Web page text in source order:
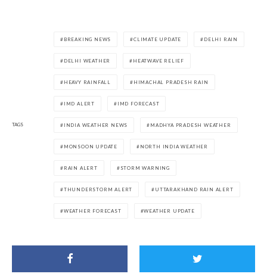
TAGS
BREAKING NEWS CLIMATE UPDATE DELHI RAIN
DELHI WEATHER HEATWAVE RELIEF
HEAVY RAINFALL HIMACHAL PRADESH RAIN
IMD ALERT IMD FORECAST
INDIA WEATHER NEWS MADHYA PRADESH WEATHER
MONSOON UPDATE NORTH INDIA WEATHER
RAIN ALERT STORM WARNING
THUNDERSTORM ALERT UTTARAKHAND RAIN ALERT
WEATHER FORECAST WEATHER UPDATE